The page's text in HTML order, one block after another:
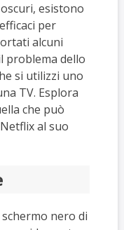
esistono
per
alcuni
problema dello
si utilizzi uno
TV. Esplora
che può
al suo
nero di